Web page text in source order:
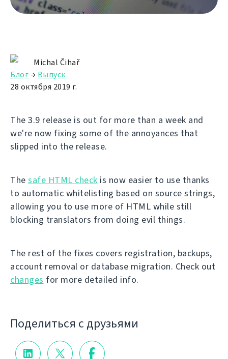
Michal Čihař
Блог→ Выпуск
28 октября 2019 г.
The 3.9 release is out for more than a week and
we're now fixing some of the annoyances that
slipped into the release.
The safe HTML check is now easier to use thanks
to automatic whitelisting based on source strings,
allowing you to use more of HTML while still
blocking translators from doing evil things.
The rest of the fixes covers registration, backups,
account removal or database migration. Check out
changes for more detailed info.
Поделиться с друзьями